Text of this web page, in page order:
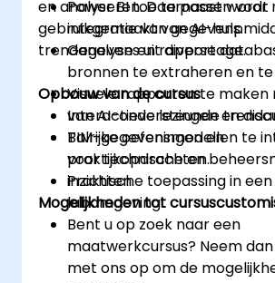
en analyseren. Daarnaast wordt
gebruikgemaakt van AI-
trendanalyse en rapportage.
Power BI toe te passen
integratie van gegevens.
Gegevens uit diverse
bronnen te extraheren en
Visuele rapporten te maken
van AI-ondersteunde
BIM-gegevensmodellen te
voor technische en
inzichten.
Opbouw van de cursus
Interactieve lezingen en
Talrijke oefeningen en
praktijkopdrachten.
Praktische toepassing in
labomgeving.
Mogelijkheden tot
Bent u op zoek naar een
maatwerkcursus? Neem
met ons op om de